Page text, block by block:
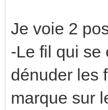
Je voie 2
-Le fil qui se
dénuder les
marque sur